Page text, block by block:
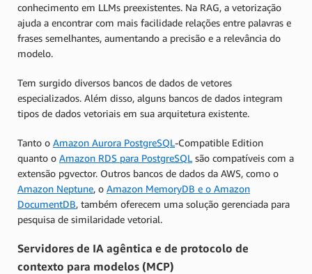
conhecimento em LLMs preexistentes. Na RAG, a vetorização
ajuda a encontrar com mais facilidade relações entre palavras e
frases semelhantes, aumentando a precisão e a relevância do
modelo.
Tem surgido diversos bancos de dados de vetores
especializados. Além disso, alguns bancos de dados integram
tipos de dados vetoriais em sua arquitetura existente.
Tanto o Amazon Aurora PostgreSQL-Compatible Edition
quanto o Amazon RDS para PostgreSQL são compatíveis com a
extensão pgvector. Outros bancos de dados da AWS, como o
Amazon Neptune, o Amazon MemoryDB e o Amazon
DocumentDB, também oferecem uma solução gerenciada para
pesquisa de similaridade vetorial.
Servidores de IA agêntica e de protocolo de
contexto para modelos (MCP)